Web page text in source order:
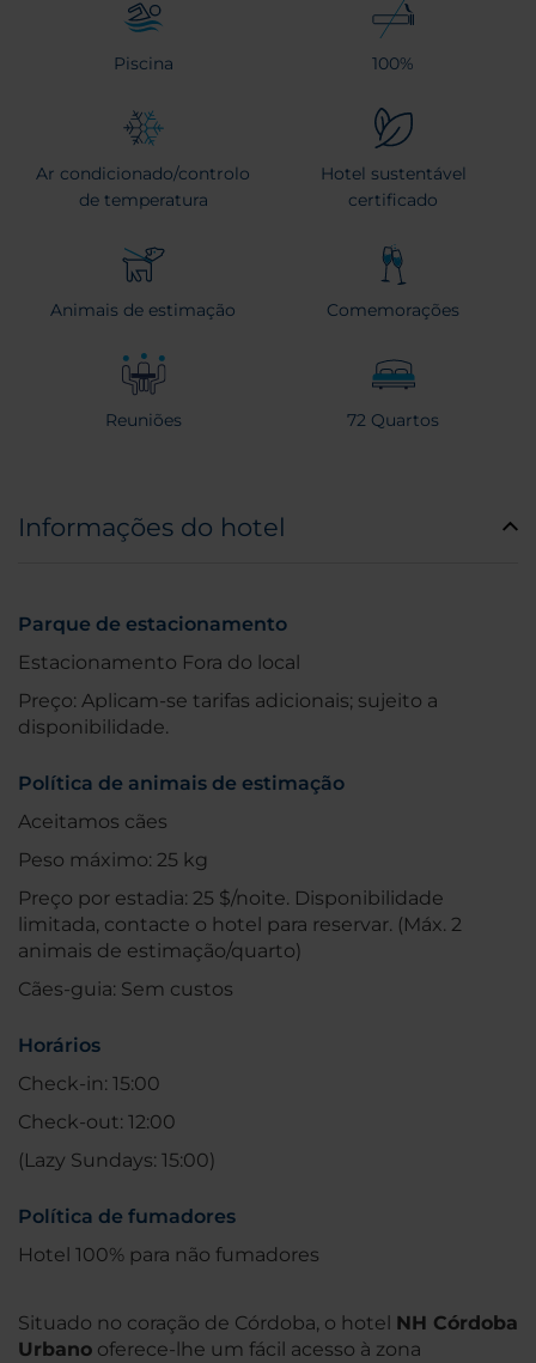
Piscina 100%
Ar condicionado/controlo
de temperatura
Hotel sustentável
certificado
Animais de estimação Comemorações
Reuniões 72 Quartos
Informações do hotel
Parque de estacionamento
Estacionamento Fora do local
Preço: Aplicam-se tarifas adicionais; sujeito a
disponibilidade.
Política de animais de estimação
Aceitamos cães
Peso máximo: 25 kg
Preço por estadia: 25 $/noite. Disponibilidade
limitada, contacte o hotel para reservar. (Máx. 2
animais de estimação/quarto)
Cães-guia: Sem custos
Horários
Check-in: 15:00
Check-out: 12:00
(Lazy Sundays: 15:00)
Política de fumadores
Hotel 100% para não fumadores
Situado no coração de Córdoba, o hotel NH Córdoba
Urbano oferece-lhe um fácil acesso à zona